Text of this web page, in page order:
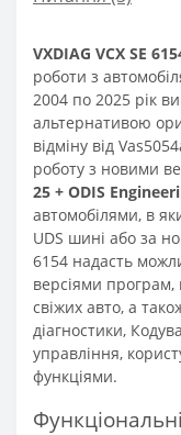
VXDIAG VCX SE
роботи з
2004 по 2025 рік
альтернативою
відміну від
роботу з новими
25 + ODIS
автомобілями, в
UDS шині або за
6154 надасть
версіями програм,
свіжих авто, а
діагностики,
управління,
функціями.